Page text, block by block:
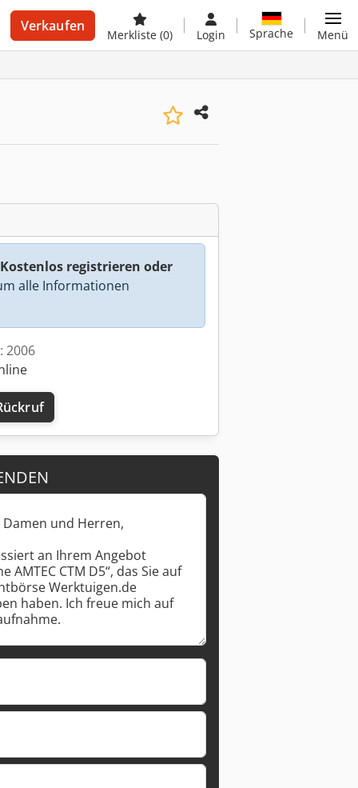
Verkaufen
Merkliste (0) Login Sprache Menü
Mehr Bilder anfragen
Kostenlos registrieren oder
alle Informationen
2006